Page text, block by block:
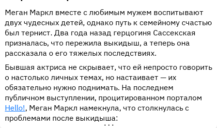
Меган Маркл вместе с любимым мужем воспитывают
двух чудесных детей, однако путь к семейному счастью
был тернист. Два года назад герцогиня Сассекская
призналась, что пережила выкидыш, а теперь она
рассказала о его тяжелых последствиях.
Бывшая актриса не скрывает, что ей непросто говорить
о настолько личных темах, но настаивает — их
обязательно нужно поднимать. На последнем
публичном выступлении, процитированном порталом
Hello!, Меган Маркл намекнула, что столкнулась с
проблемами после выкидыша:
•••